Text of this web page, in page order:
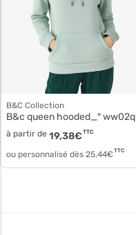
B&C Collection
B&c queen hooded_° ww02q
à partir de 19,38€ TTC
ou personnalisé dès 25,44€ TTC